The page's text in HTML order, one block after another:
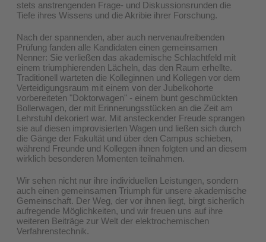
stets anstrengenden Frage- und Diskussionsrunden die
Tiefe ihres Wissens und die Akribie ihrer Forschung.
Nach der spannenden, aber auch nervenaufreibenden
Prüfung fanden alle Kandidaten einen gemeinsamen
Nenner: Sie verließen das akademische Schlachtfeld mit
einem triumphierenden Lächeln, das den Raum erhellte.
Traditionell warteten die Kolleginnen und Kollegen vor dem
Verteidigungsraum mit einem von der Jubelkohorte
vorbereiteten "Doktorwagen" - einem bunt geschmückten
Bollerwagen, der mit Erinnerungsstücken an die Zeit am
Lehrstuhl dekoriert war. Mit ansteckender Freude sprangen
sie auf diesen improvisierten Wagen und ließen sich durch
die Gänge der Fakultät und über den Campus schieben,
während Freunde und Kollegen ihnen folgten und an diesem
wirklich besonderen Momenten teilnahmen.
Wir sehen nicht nur ihre individuellen Leistungen, sondern
auch einen gemeinsamen Triumph für unsere akademische
Gemeinschaft. Der Weg, der vor ihnen liegt, birgt sicherlich
aufregende Möglichkeiten, und wir freuen uns auf ihre
weiteren Beiträge zur Welt der elektrochemischen
Verfahrenstechnik.